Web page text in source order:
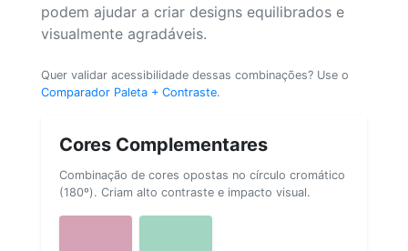
podem ajudar a criar designs equilibrados e
visualmente agradáveis.
Quer validar acessibilidade dessas combinações? Use o
Comparador Paleta + Contraste.
Cores Complementares
Combinação de cores opostas no círculo cromático
(180º). Criam alto contraste e impacto visual.